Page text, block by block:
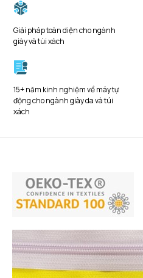
Giải pháp toàn diện cho ngành
giày và túi xách
15+ năm kinh nghiệm về máy tự
động cho ngành giày da và túi
xách